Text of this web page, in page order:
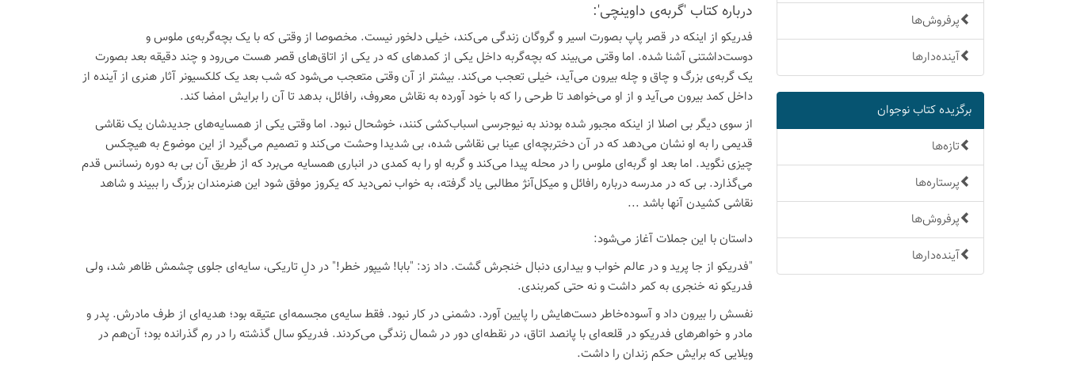
پرفروش‌ها
آینده‌دارها
برگزیده كتاب نوجوان
تازه‌ها
پرستاره‌ها
پرفروش‌ها
آینده‌دارها
درباره كتاب 'گربه‌ی داوینچی':
فدریکو از اینکه در قصر پاپ بصورت اسیر و گروگان زندگی می‌کند، خیلی دلخور نیست. مخصوصا از وقتی که با یک بچه‌گربه‌ی ملوس و
دوست‌داشتنی آشنا شده. اما وقتی می‌بیند که بچه‌گربه داخل یکی از کمدهای که در یکی از اتاق‌های قصر هست می‌رود و چند دقیقه بعد بصورت
یک گربه‌ی بزرگ و چاق و چله بیرون می‌آید، خیلی تعجب می‌کند. بیشتر از آن وقتی متعجب می‌شود که شب بعد یک کلکسیونر آثار هنری از آینده از
داخل کمد بیرون می‌آید و از او می‌خواهد تا طرحی را که با خود آورده به نقاش معروف، رافائل، بدهد تا آن را برایش امضا کند.
از سوی دیگر بی اصلا از اینکه مجبور شده بودند به نیوجرسی اسباب‌کشی کنند، خوشحال نبود. اما وقتی یکی از همسایه‌های جدیدشان یک نقاشی
قدیمی را به او نشان می‌دهد که در آن دختربچه‌ای عینا بی نقاشی شده، بی شدیدا وحشت می‌کند و تصمیم می‌گیرد از این موضوع به هیچکس
چیزی نگوید. اما بعد او گربه‌ای ملوس را در محله پیدا می‌کند و گربه او را به کمدی در انباری همسایه می‌برد که از طریق آن بی به دوره رنسانس قدم
می‌گذارد. بی که در مدرسه درباره رافائل و میکل‌آنژ مطالبی یاد گرفته، به خواب نمی‌دید که یکروز موفق شود این هنرمندان بزرگ را ببیند و شاهد
نقاشی کشیدن آنها باشد ...
داستان با این جملات آغاز می‌شود:
"فدریکو از جا پرید و در عالم خواب و بیداری دنبال خنجرش گشت. داد زد: "بابا! شیپور خطر!" در دلِ تاریکی، سایه‌ای جلوی چشمش ظاهر شد، ولی
فدریکو نه خنجری به کمر داشت و نه حتی کمربندی.
نفسش را بیرون داد و آسوده‌خاطر دست‌هایش را پایین آورد. دشمنی در کار نبود. فقط سایه‌ی مجسمه‌ای عتیقه بود؛ هدیه‌ای از طرف مادرش. پدر و
مادر و خواهرهای فدریکو در قلعه‌ای با پانصد اتاق، در نقطه‌ای دور در شمال زندگی می‌کردند. فدریکو سال گذشته را در رم گذرانده بود؛ آن‌هم در
ویلایی که برایش حکم زندان را داشت.